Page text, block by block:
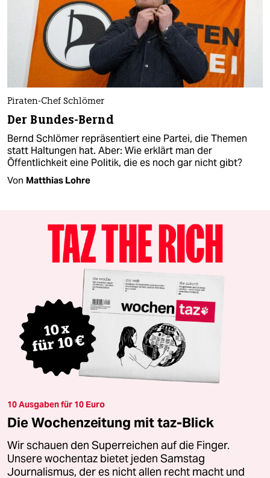
Piraten-Chef Schlömer
Der Bundes-Bernd
Bernd Schlömer repräsentiert eine Partei, die Themen
statt Haltungen hat. Aber: Wie erklärt man der
Öffentlichkeit eine Politik, die es noch gar nicht gibt?
Von Matthias Lohre
10 Ausgaben für 10 Euro
Die Wochenzeitung mit taz-Blick
Wir schauen den Superreichen auf die Finger.
Unsere wochentaz bietet jeden Samstag
Journalismus, der es nicht allen recht macht und